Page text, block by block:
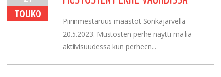
TOUKO
Piirinmestaruus maastot Sonkajärvellä
20.5.2023. Mustosten perhe näytti mallia
aktiivisuudessa kun perheen...